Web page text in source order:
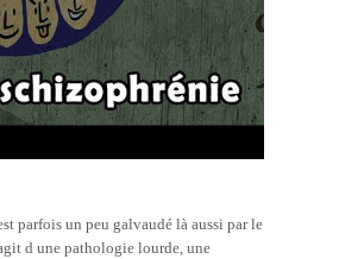
parfois un peu galvaudé là aussi par le
d une pathologie lourde, une